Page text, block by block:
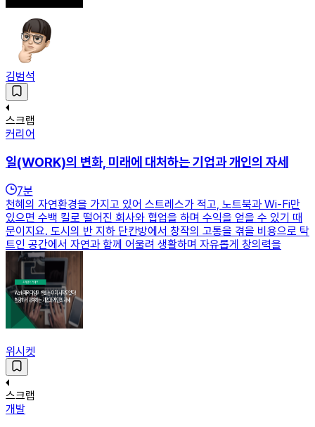
김범석
스크랩
커리어
일(WORK)의 변화, 미래에 대처하는 기업과 개인의 자세
7분
천혜의 자연환경을 가지고 있어 스트레스가 적고, 노트북과 Wi-Fi만
있으면 수백 킬로 떨어진 회사와 협업을 하며 수익을 얻을 수 있기 때
문이지요. 도시의 반 지하 단칸방에서 창작의 고통을 겪을 비용으로 탁
트인 공간에서 자연과 함께 어울려 생활하며 자유롭게 창의력을
위시켓
스크랩
개발